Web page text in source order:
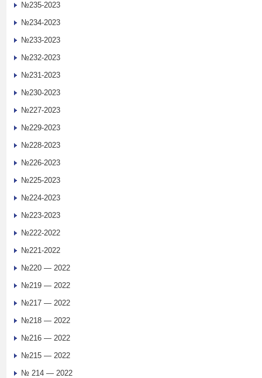
№235-2023
№234-2023
№233-2023
№232-2023
№231-2023
№230-2023
№227-2023
№229-2023
№228-2023
№226-2023
№225-2023
№224-2023
№223-2023
№222-2022
№221-2022
№220 — 2022
№219 — 2022
№217 — 2022
№218 — 2022
№216 — 2022
№215 — 2022
№ 214 — 2022